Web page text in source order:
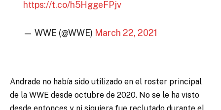
https://t.co/h5HggeFPjv
— WWE (@WWE) March 22, 2021
Andrade no había sido utilizado en el roster principal
de la WWE desde octubre de 2020. No se le ha visto